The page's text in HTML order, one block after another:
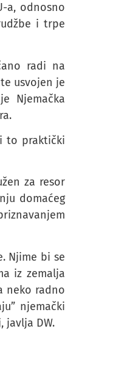
a, odnosno
i trpe
radi na
usvojen je
Njemačka
to praktički
za resor
domaćeg
Njime bi se
iz zemalja
neko radno
njemački
javlja DW.